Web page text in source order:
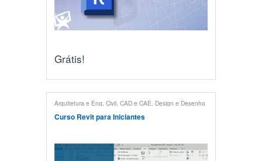
Grátis!
Arquitetura e Eng. Civil, CAD e CAE Design e Desenho
Técnico,Maquete Eletrônica,Revit
Curso Revit para Iniciantes